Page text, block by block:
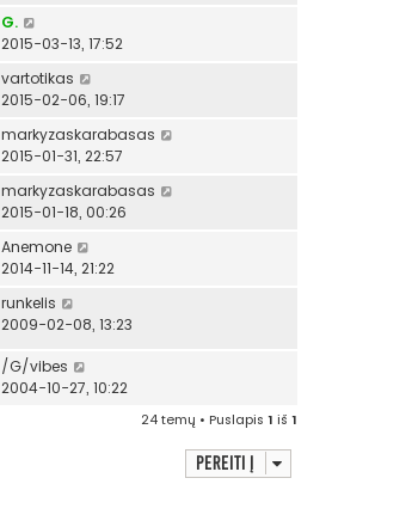
G.
2015-03-13, 17:52
vartotikas
2015-02-06, 19:17
markyzaskarabasas
2015-01-31, 22:57
markyzaskarabasas
2015-01-18, 00:26
Anemone
2014-11-14, 21:22
runkelis
2009-02-08, 13:23
/G/vibes
2004-10-27, 10:22
24 temų • Puslapis 1 iš 1
Pereiti į